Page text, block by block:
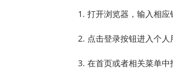
1. 打开浏览器，输入相应
2. 点击登录按钮进入个人
3. 在首页或者相关菜单中